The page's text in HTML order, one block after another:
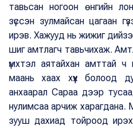
тавьсан ногоон өнгийн
зүссэн зулмайсан цагаан
ирэв. Хажууд нь жижиг
шиг амтлагч тавьчихаж.
үмхтэл аятайхан амттай
маань хаах хүүх болоод
анхаарал Сараа дээр
нулимсаа арчиж харагдана.
зууш дахиад тойроод